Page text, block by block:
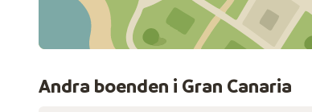
Andra boenden i Gran Canaria